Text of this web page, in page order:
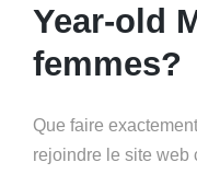
Year-old
femmes?
Que faire
rejoindre le site web